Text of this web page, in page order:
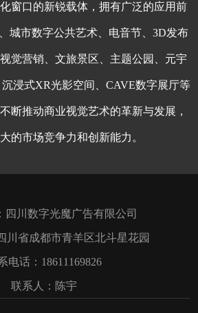
窗口的新锐载体，拥有广泛的应用前
城市数字公共艺术、电音节、3D发布
觉营销、文旅景区、 主题公园 、元宇
浸式XR光影空间、CAVE数字展厅等
断推动商业视觉艺术的革新与发展，
的市场竞争力和创新能力。
四川数字光魔广告有限公司
川省成都市青羊区北斗星花园
电话：18611169826
联系人：陈宇